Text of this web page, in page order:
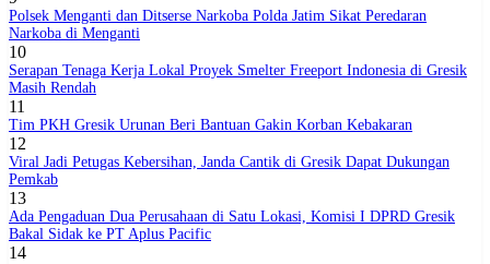
Polsek Menganti dan Ditserse Narkoba Polda Jatim Sikat Peredaran
Narkoba di Menganti
10
Serapan Tenaga Kerja Lokal Proyek Smelter Freeport Indonesia di Gresik
Masih Rendah
11
Tim PKH Gresik Urunan Beri Bantuan Gakin Korban Kebakaran
12
Viral Jadi Petugas Kebersihan, Janda Cantik di Gresik Dapat Dukungan
Pemkab
13
Ada Pengaduan Dua Perusahaan di Satu Lokasi, Komisi I DPRD Gresik
Bakal Sidak ke PT Aplus Pacific
14